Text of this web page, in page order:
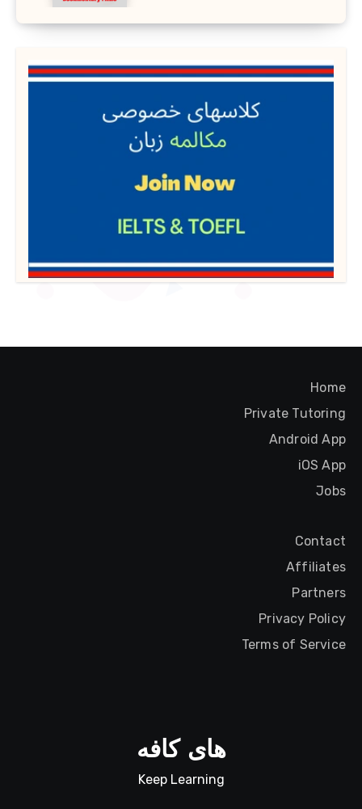
Home
Private Tutoring
Android App
iOS App
Jobs
Contact
Affiliates
Partners
Privacy Policy
Terms of Service
های کافه
Keep Learning